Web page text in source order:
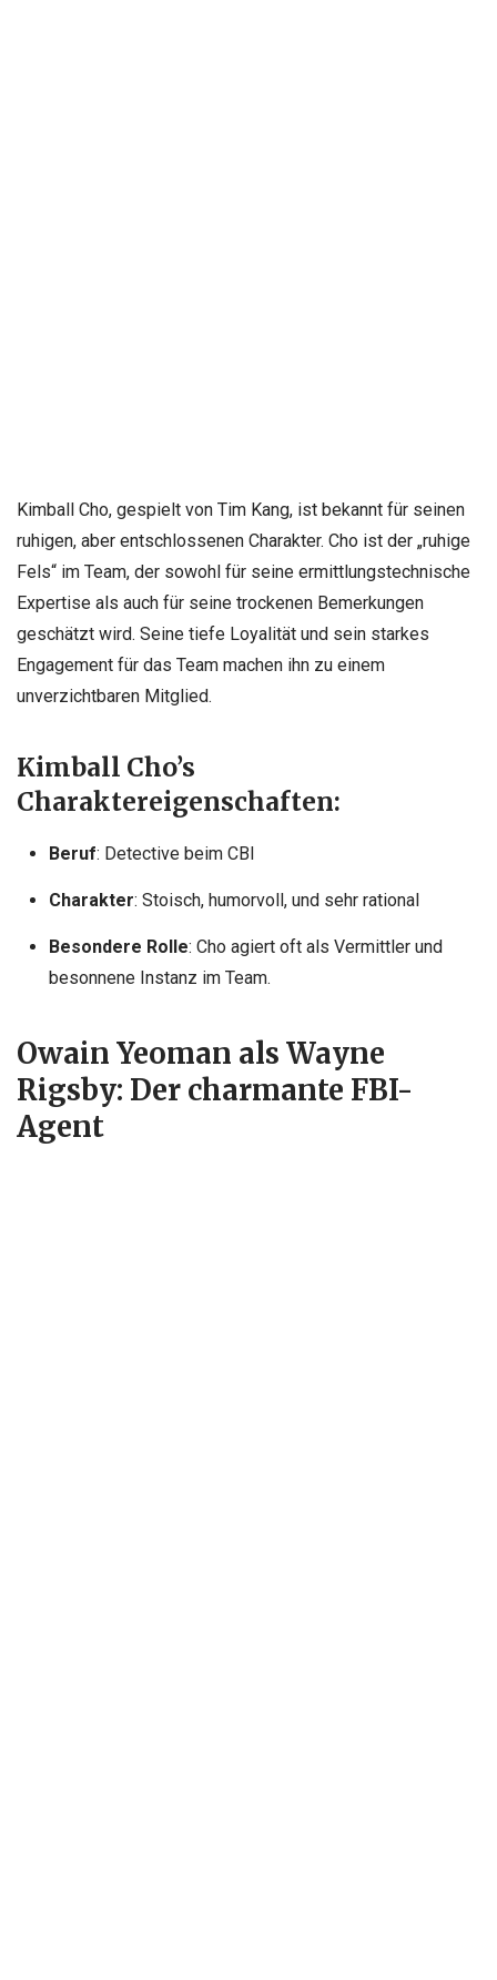
Kimball Cho, gespielt von Tim Kang, ist bekannt für seinen
ruhigen, aber entschlossenen Charakter. Cho ist der „ruhige
Fels“ im Team, der sowohl für seine ermittlungstechnische
Expertise als auch für seine trockenen Bemerkungen
geschätzt wird. Seine tiefe Loyalität und sein starkes
Engagement für das Team machen ihn zu einem
unverzichtbaren Mitglied.
Kimball Cho’s
Charaktereigenschaften:
Beruf: Detective beim CBI
Charakter: Stoisch, humorvoll, und sehr rational
Besondere Rolle: Cho agiert oft als Vermittler und
besonnene Instanz im Team.
Owain Yeoman als Wayne
Rigsby: Der charmante FBI-
Agent